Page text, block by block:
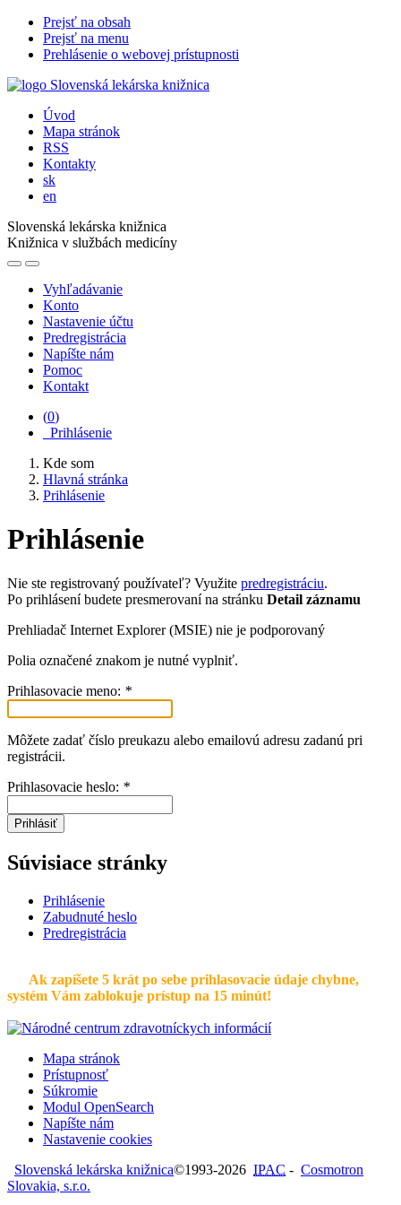
Prejsť na obsah
Prejsť na menu
Prehlásenie o webovej prístupnosti
Úvod
Mapa stránok
RSS
Kontakty
sk
en
Slovenská lekárska knižnica
Knižnica v službách medicíny
Vyhľadávanie
Konto
Nastavenie účtu
Predregistrácia
Napíšte nám
Pomoc
Kontakt
(0)
Prihlásenie
Kde som
Hlavná stránka
Prihlásenie
Prihlásenie
Nie ste registrovaný používateľ? Využite predregistráciu.
Po prihlásení budete presmerovaní na stránku Detail záznamu
Prehliadač Internet Explorer (MSIE) nie je podporovaný
Polia označené znakom je nutné vyplniť.
Prihlasovacie meno: *
Môžete zadať číslo preukazu alebo emailovú adresu zadanú pri
registrácii.
Prihlasovacie heslo: *
Prihlásiť
Súvisiace stránky
Prihlásenie
Zabudnuté heslo
Predregistrácia
Ak zapíšete 5 krát po sebe prihlasovacie údaje chybne,
systém Vám zablokuje prístup na 15 minút!
Mapa stránok
Prístupnosť
Súkromie
Modul OpenSearch
Napíšte nám
Nastavenie cookies
Slovenská lekárska knižnica©1993-2026 IPAC - Cosmotron
Slovakia, s.r.o.